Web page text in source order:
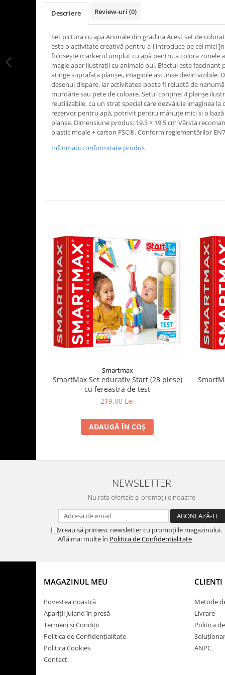
LEGO Creator Expert
LEGO Architecture
LEGO Ideas
LEGO Speed Champions
Descriere Review-uri (0)
Set pictura cu apa Animale din gradina Acest set de
este o activitate creativă pentru a-i introduce pe cei mici
folosește markerul umplut cu apă pentru a colora zonele
magie apar ilustrații cu animale pui. Efectul este fascinant
atinge suprafața planșei, imaginile ascunse devin vizibile.
desenul dispare, iar activitatea poate fi reluată de
murdărie sau pete de culoare. Setul conține: 4 planșe
reutilizabile, cu un strat special care dezvăluie imaginea la
rezervor pentru apă, potrivit pentru mânuțe mici si o
planșe. Dimensiune produs: 19.5 × 19.5 cm Vârsta
plastic moale + carton FSC®. Conform reglementărilor
Informatii conformitate produs
Smartmax
SmartMax Set educativ Start (23 piese)
cu fereastra de test
219,00 Lei
ADAUGĂ ÎN COȘ
NEWSLETTER
Nu rata ofertele și promoțiile noastre
Vreau să primesc newsletter cu promoțiile magazinului.
Află mai multe în Politica de Confidentialitate
MAGAZINUL MEU
Povestea noastră
Apariții Juland în presă
Termeni și Condiții
Politica de Confidențialitate
Politica Cookies
Contact
CLIENTI
Metode
Livrare
Politica
ANPC